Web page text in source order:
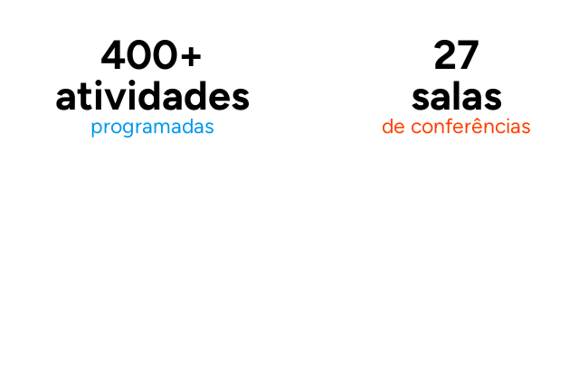
400+
atividades
programadas
27
salas
de conferências